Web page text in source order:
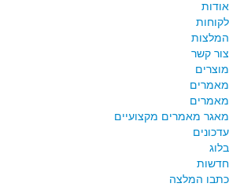
אודות
לקוחות
המלצות
צור קשר
מוצרים
מאמרים
מאמרים
מאגר מאמרים מקצועיים
עדכונים
בלוג
חדשות
כתבו המלצה